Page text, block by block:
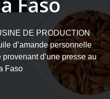
DE PRODUCTION
d’amande personnelle
d’une presse au
Faso